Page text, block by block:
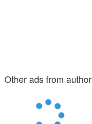
Other ads from author